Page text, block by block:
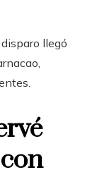
llegó